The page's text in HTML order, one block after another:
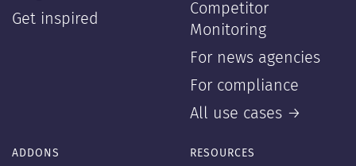
Get inspired
Competitor
Monitoring
For news agencies
For compliance
All use cases →
ADDONS RESOURCES